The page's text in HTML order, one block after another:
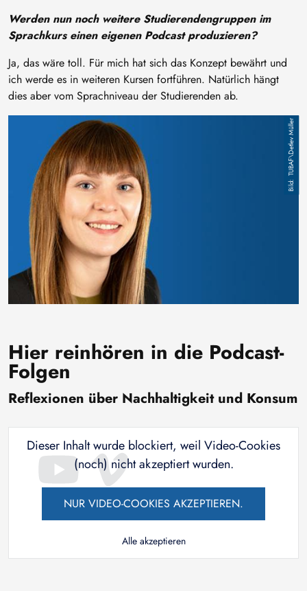
TUBAF\Detlev Müller
Werden nun noch weitere Studierendengruppen im
Sprachkurs einen eigenen Podcast produzieren?
Ja, das wäre toll. Für mich hat sich das Konzept bewährt und
ich werde es in weiteren Kursen fortführen. Natürlich hängt
dies aber vom Sprachniveau der Studierenden ab.
Hier reinhören in die Podcast-
Folgen
Reflexionen über Nachhaltigkeit und Konsum
Dieser Inhalt wurde blockiert, weil Video-Cookies
(noch) nicht akzeptiert wurden.
NUR VIDEO-COOKIES AKZEPTIEREN.
Alle akzeptieren